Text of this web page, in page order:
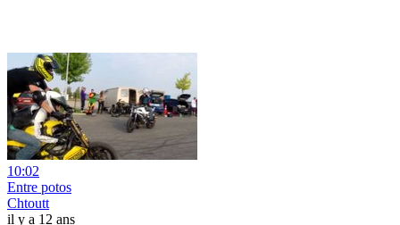
10:02
Entre potos
Chtoutt
il y a 12 ans